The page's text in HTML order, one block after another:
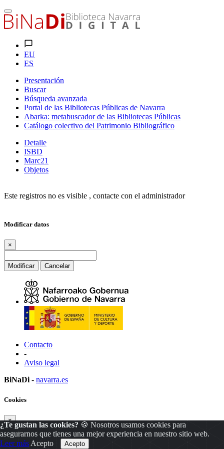
EU
ES
Presentación
Buscar
Búsqueda avanzada
Portal de las Bibliotecas Públicas de Navarra
Abarka: metabuscador de las Bibliotecas Públicas
Catálogo colectivo del Patrimonio Bibliográfico
Detalle
ISBD
Marc21
Objetos
Este registros no es visible , contacte con el administrador
Modificar datos
×
Modificar Cancelar
Contacto
-
Aviso legal
BiNaDi - navarra.es
¿Te gustan las cookies? 🍪 Nosotros usamos cookies para
asegurarnos que tienes una mejor experiencia en nuestro sitio web.
Leer más Acepto
Cookies
×